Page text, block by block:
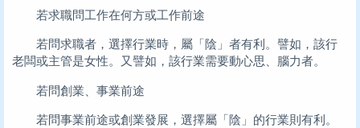
若求職問工作在何方或工作前途
若問求職者，選擇行業時，屬「陰」者有利。譬如，該行
老闆或主管是女性。又譬如，該行業需要動心思、腦力者。
若問創業、事業前途
若問事業前途或創業發展，選擇屬「陰」的行業則有利。